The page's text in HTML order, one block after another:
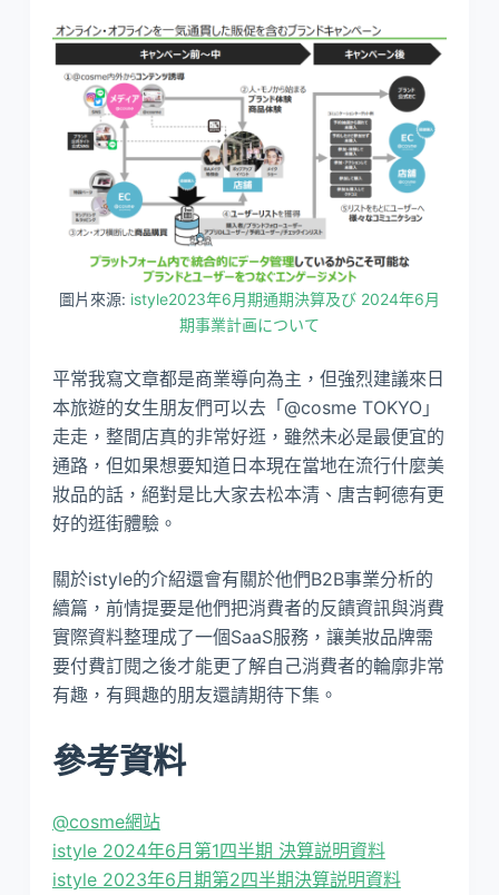
圖片來源: istyle2023年6月期通期決算及び 2024年6月
期事業計画について
平常我寫文章都是商業導向為主，但強烈建議來日
本旅遊的女生朋友們可以去「@cosme TOKYO」
走走，整間店真的非常好逛，雖然未必是最便宜的
通路，但如果想要知道日本現在當地在流行什麼美
妝品的話，絕對是比大家去松本清、唐吉軻德有更
好的逛街體驗。
關於istyle的介紹還會有關於他們B2B事業分析的
續篇，前情提要是他們把消費者的反饋資訊與消費
實際資料整理成了一個SaaS服務，讓美妝品牌需
要付費訂閱之後才能更了解自己消費者的輪廓非常
有趣，有興趣的朋友還請期待下集。
參考資料
@cosme網站
istyle 2024年6月第1四半期 決算説明資料
istyle 2023年6月期第2四半期決算説明資料